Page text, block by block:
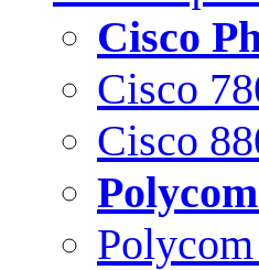
Сisco
Cisco
Cisco